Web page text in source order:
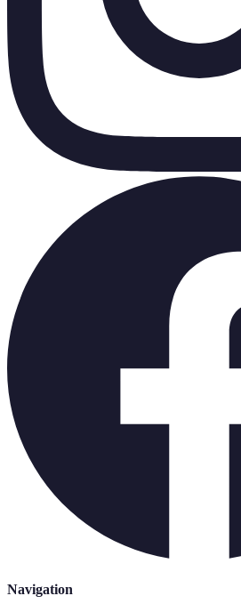
Navigation